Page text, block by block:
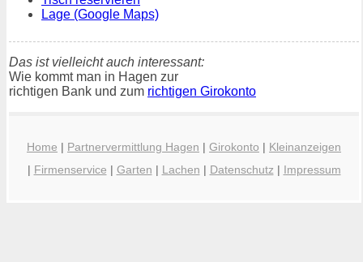
Lage (Google Maps)
Das ist vielleicht auch interessant:
Wie kommt man in Hagen zur
richtigen Bank und zum richtigen Girokonto
Home | Partnervermittlung Hagen | Girokonto | Kleinanzeigen
| Firmenservice | Garten | Lachen | Datenschutz | Impressum